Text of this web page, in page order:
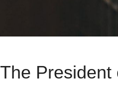
The President